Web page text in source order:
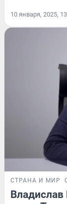
10 января, 2025,
СТРАНА И МИР
Владислав